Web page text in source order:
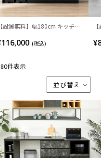
【設置無料】幅180cm キッチン
天板 ゴミ箱スペース 開き扉 引
キッチン収納 食器棚 おしゃれ
(税込)
並び替え
件表示